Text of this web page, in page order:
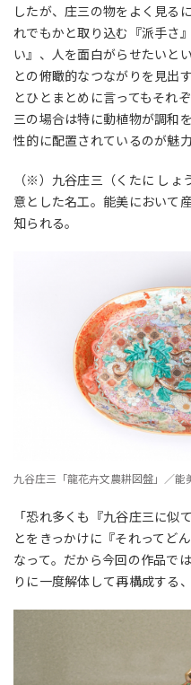
したが、庄三の物をよく見る
れでもかと取り込む『派手さ
い』、人を面白がらせたいと
との俯瞰的なつながりを見出
とひとまとめに言ってもそれ
三の場合は特に動植物が調和
性的に配置されているのが魅
（※）九谷庄三 （くたに しょ
意とした名工。能美において
知られる。
九谷庄三「龍花卉文農耕図盤」／
「恐れ多くも『九谷庄三に似
とをきっかけに『それってど
なって。だから今回の作品で
りに一度解体して再構成する